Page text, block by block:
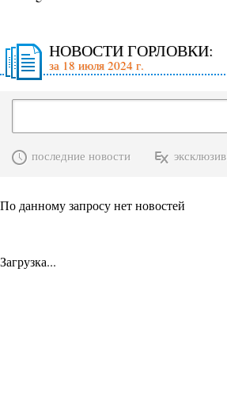
НОВОСТИ ГОРЛОВКИ:
за 18 июля 2024 г.
последние новости эксклюзив
По данному запросу нет новостей
Загрузка...